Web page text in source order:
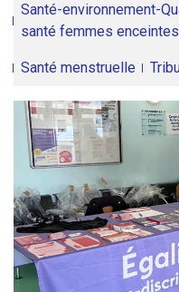
Santé-environnement-
santé femmes enceintes
Santé menstruelle